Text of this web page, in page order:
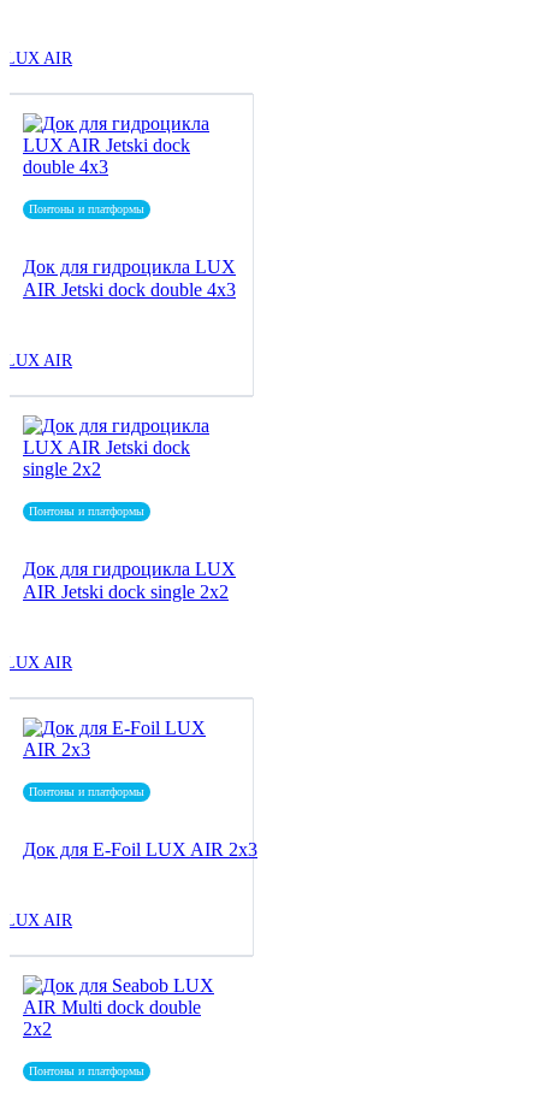
LUX AIR
Понтоны и платформы
Док для гидроцикла LUX
AIR Jetski dock double 4x3
LUX AIR
Понтоны и платформы
Док для гидроцикла LUX
AIR Jetski dock single 2x2
LUX AIR
Понтоны и платформы
Док для E-Foil LUX AIR 2x3
LUX AIR
Понтоны и платформы